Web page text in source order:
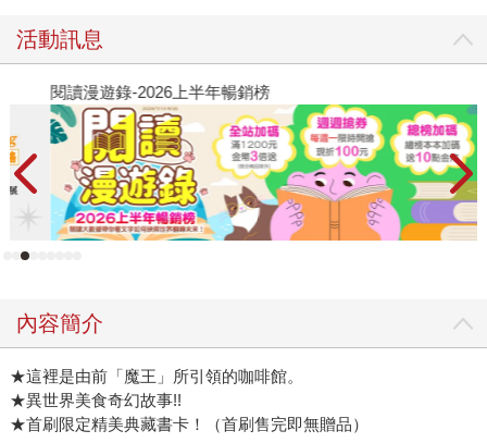
活動訊息
閱讀漫遊錄-2026上半年暢銷榜
內容簡介
★這裡是由前「魔王」所引領的咖啡館。
★異世界美食奇幻故事!!
★首刷限定精美典藏書卡！（首刷售完即無贈品）